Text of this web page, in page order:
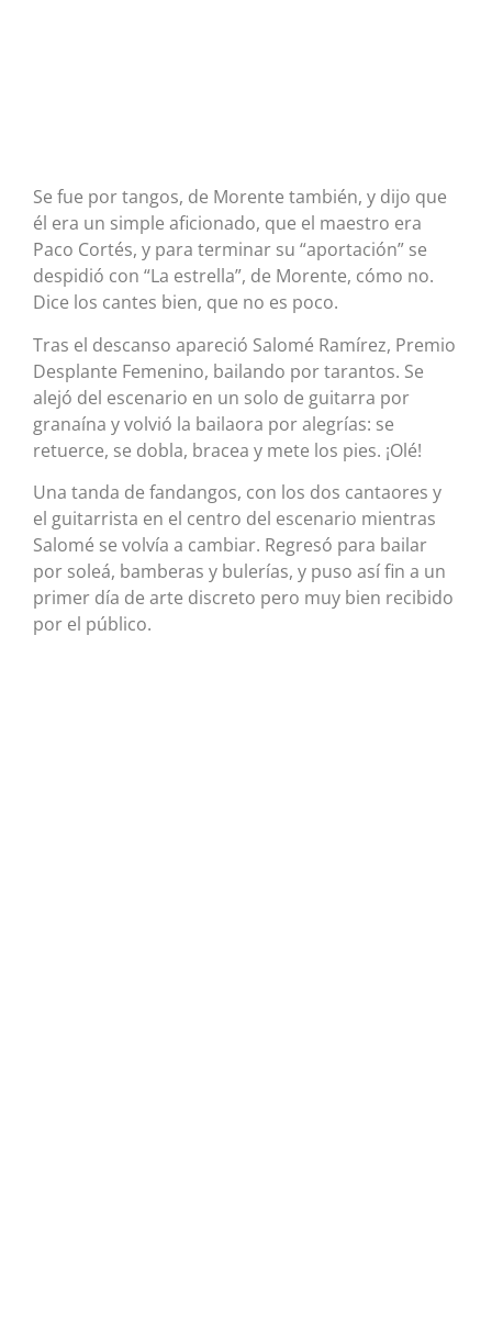
Se fue por tangos, de Morente también, y dijo que
él era un simple aficionado, que el maestro era
Paco Cortés, y para terminar su “aportación” se
despidió con “La estrella”, de Morente, cómo no.
Dice los cantes bien, que no es poco.
Tras el descanso apareció Salomé Ramírez, Premio
Desplante Femenino, bailando por tarantos. Se
alejó del escenario en un solo de guitarra por
granaína y volvió la bailaora por alegrías: se
retuerce, se dobla, bracea y mete los pies. ¡Olé!
Una tanda de fandangos, con los dos cantaores y
el guitarrista en el centro del escenario mientras
Salomé se volvía a cambiar. Regresó para bailar
por soleá, bamberas y bulerías, y puso así fin a un
primer día de arte discreto pero muy bien recibido
por el público.